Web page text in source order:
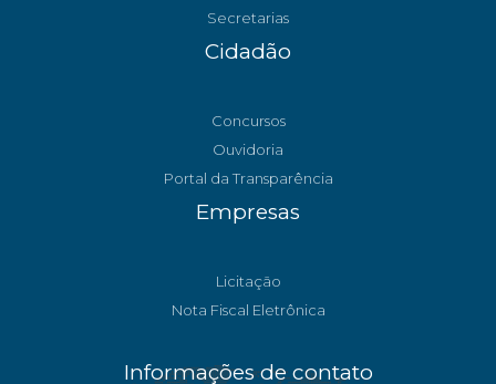
Secretarias
Cidadão
Concursos
Ouvidoria
Portal da Transparência
Empresas
Licitação
Nota Fiscal Eletrônica
Informações de contato